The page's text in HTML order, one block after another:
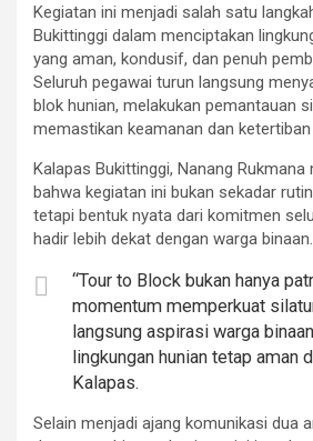
Kegiatan ini menjadi salah satu
Bukittinggi dalam menciptakan
yang aman, kondusif, dan penuh
Seluruh pegawai turun langsung
blok hunian, melakukan pemantauan
memastikan keamanan dan
Kalapas Bukittinggi, Nanang Rukmana
bahwa kegiatan ini bukan sekadar
tetapi bentuk nyata dari komitmen
hadir lebih dekat dengan warga binaan.
“Tour to Block bukan hanya
momentum memperkuat
langsung aspirasi warga
lingkungan hunian tetap aman
Kalapas.
Selain menjadi ajang komunikasi dua